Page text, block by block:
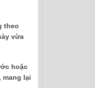
theo
vừa
hoặc
lại